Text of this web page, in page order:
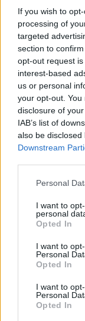
If you wish to
processing of
targeted
section to
opt-out request
interest-based
us or personal
your opt-out.
disclosure of
IAB’s list of
also be
Downstream
Personal
I want to
personal
Opted In
I want to
Personal
Opted In
I want to
Personal
Opted In
...
TP